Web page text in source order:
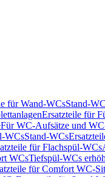
für Wand-WCsStand-
Ersatzteile für
Für WC-Aufsätze und
WCsStand-WCs
für Flachspül-WCs
WCsTiefspül-WCs
für Comfort WC-